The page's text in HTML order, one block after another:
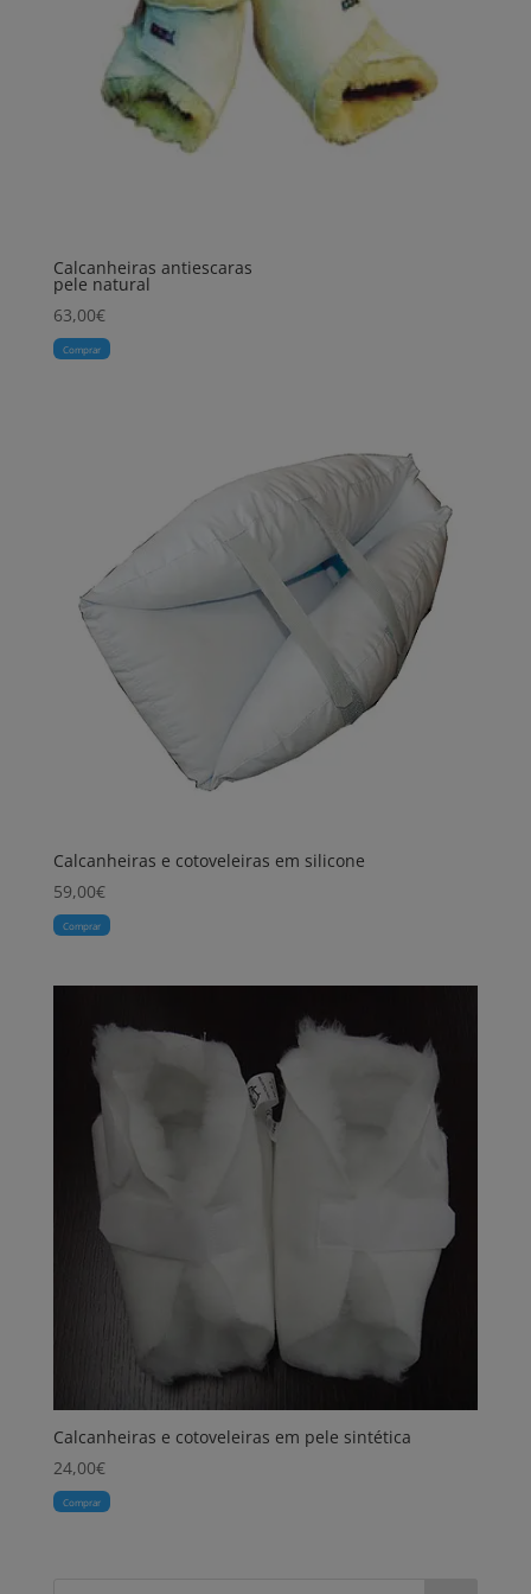
Calcanheiras antiescaras
pele natural
63,00€
Comprar
Calcanheiras e cotoveleiras em silicone
59,00€
Comprar
Calcanheiras e cotoveleiras em pele sintética
24,00€
Comprar